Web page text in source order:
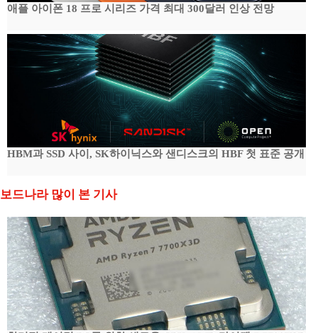
애플 아이폰 18 프로 시리즈 가격 최대 300달러 인상 전망
HBM과 SSD 사이, SK하이닉스와 샌디스크의 HBF 첫 표준 공개
보드나라 많이 본 기사